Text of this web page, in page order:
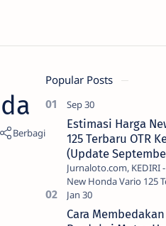
Popular Posts
Estimasi Harga
125 Terbaru OTR
(Update
Jurnaloto.com, KEDIRI
New Honda Vario 125
Raya (Update
sekalian, PT Astra
Cara